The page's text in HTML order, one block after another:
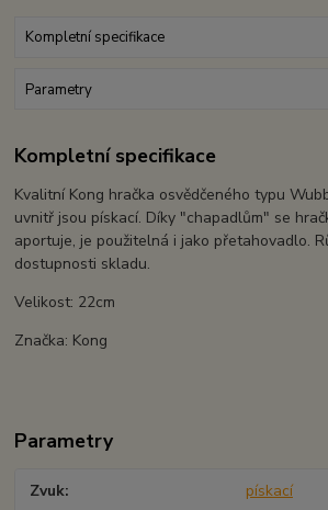
Kompletní specifikace
Parametry
Kompletní specifikace
Kvalitní Kong hračka osvědčeného typu
uvnitř jsou pískací. Díky "chapadlům" se
aportuje, je použitelná i jako přetahovadlo.
dostupnosti skladu.
Velikost: 22cm
Značka: Kong
Parametry
Zvuk pískací